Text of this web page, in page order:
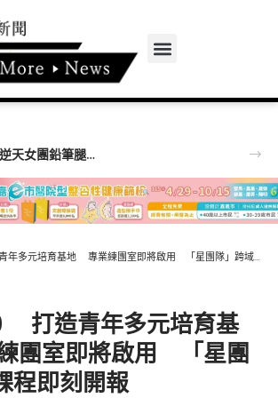
多元培育基地 專業練團室即將啟用 「星團隊」跨域課程即刻開報
打造青年多元培育基
團室即將啟用 「星團
程即刻開報